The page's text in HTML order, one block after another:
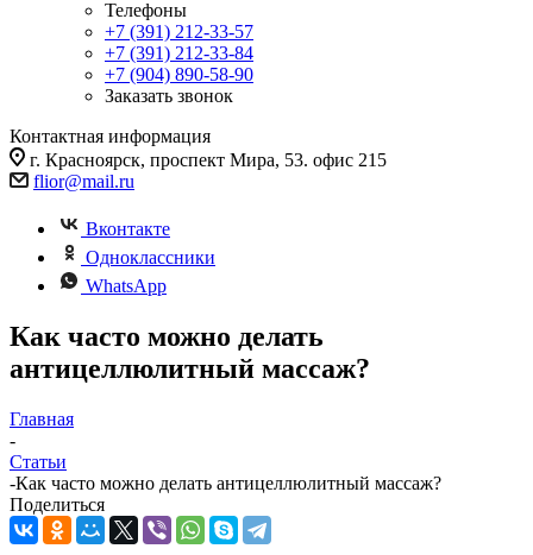
Телефоны
+7 (391) 212-33-57
+7 (391) 212-33-84
+7 (904) 890-58-90
Заказать звонок
Контактная информация
г. Красноярск, проспект Мира, 53. офис 215
flior@mail.ru
Вконтакте
Одноклассники
WhatsApp
Как часто можно делать
антицеллюлитный массаж?
Главная
-
Статьи
-Как часто можно делать антицеллюлитный массаж?
Поделиться